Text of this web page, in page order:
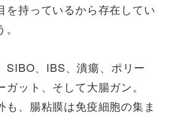
を持っているから存在してい
SIBO、IBS、潰瘍、ポリー
ガット、そして大腸ガン。
も、腸粘膜は免疫細胞の集ま